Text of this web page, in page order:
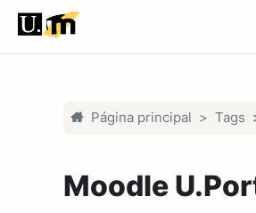
Ir para o conteúdo principal
Página principal Tags
Moodle